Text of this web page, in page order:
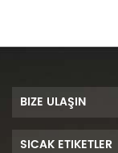
BIZE ULAŞIN
SICAK ETIKETLER